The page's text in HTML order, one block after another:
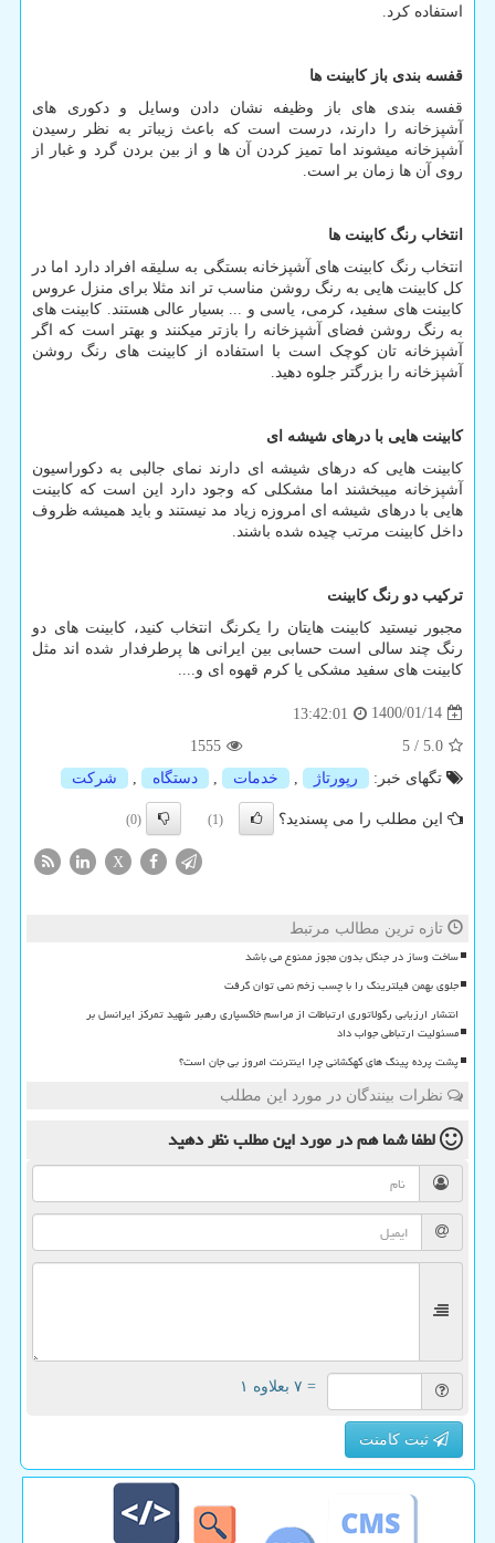
استفاده کرد.
قفسه بندی باز کابینت ها
قفسه بندی های باز وظیفه نشان دادن وسایل و دکوری های
آشپزخانه را دارند، درست است که باعث زیباتر به نظر رسیدن
آشپزخانه میشوند اما تمیز کردن آن ها و از بین بردن گرد و غبار از
روی آن ها زمان بر است.
انتخاب رنگ کابینت ها
انتخاب رنگ کابینت های آشپزخانه بستگی به سلیقه افراد دارد اما در
کل کابینت هایی به رنگ روشن مناسب تر اند مثلا برای منزل عروس
کابینت های سفید، کرمی، یاسی و ... بسیار عالی هستند. کابینت های
به رنگ روشن فضای آشپزخانه را بازتر میکنند و بهتر است که اگر
آشپزخانه تان کوچک است با استفاده از کابینت های رنگ روشن
آشپزخانه را بزرگتر جلوه دهید.
کابینت هایی با درهای شیشه ای
کابینت هایی که درهای شیشه ای دارند نمای جالبی به دکوراسیون
آشپزخانه میبخشند اما مشکلی که وجود دارد این است که کابینت
هایی با درهای شیشه ای امروزه زیاد مد نیستند و باید همیشه ظروف
داخل کابینت مرتب چیده شده باشند.
ترکیب دو رنگ کابینت
مجبور نیستید کابینت هایتان را یکرنگ انتخاب کنید، کابینت های دو
رنگ چند سالی است حسابی بین ایرانی ها پرطرفدار شده اند مثل
کابینت های سفید مشکی یا کرم قهوه ای و....
1400/01/14
13:42:01
5.0
/
5
1555
تگهای خبر:
رپورتاژ , خدمات , دستگاه , شركت
این مطلب را می پسندید؟ (1)
(0)
X
تازه ترین مطالب مرتبط
ساخت وساز در جنگل بدون مجوز ممنوع می باشد
جلوی بهمن فیلترینگ را با چسب زخم نمی توان گرفت
انتشار ارزیابی رگولاتوری ارتباطات از مراسم خاکسپاری رهبر شهید تمرکز ایرانسل بر
مسئولیت ارتباطی جواب داد
پشت پرده پینگ های کهکشانی چرا اینترنت امروز بی جان است؟
نظرات بینندگان در مورد این مطلب
لطفا شما همدر مورد این مطلبنظر دهید
= ۷ بعلاوه ۱
ثبت کامنت